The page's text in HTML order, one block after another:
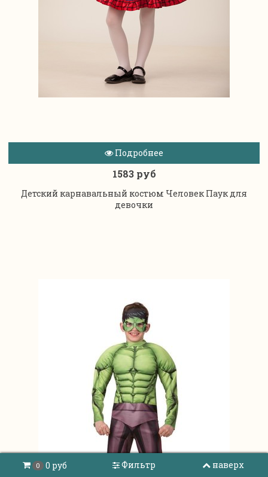
Подробнее
1583 руб
Детский карнавальный костюм Человек Паук для
девочки
0 0 руб Фильтр наверх